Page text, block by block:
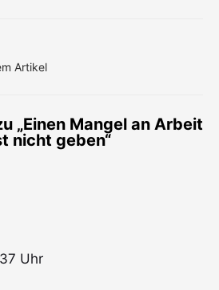
Artikel
„Einen Mangel an Arbeit
nicht geben“
Uhr